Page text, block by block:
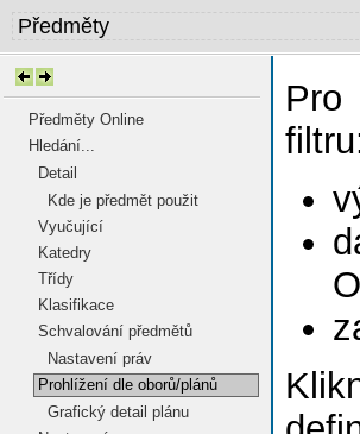
Předměty Online
Hledání...
Detail
Kde je předmět použit
Vyučující
Katedry
Třídy
Klasifikace
Schvalování předmětů
Nastavení práv
Prohlížení dle oborů/plánů
Grafický detail plánu
Pro